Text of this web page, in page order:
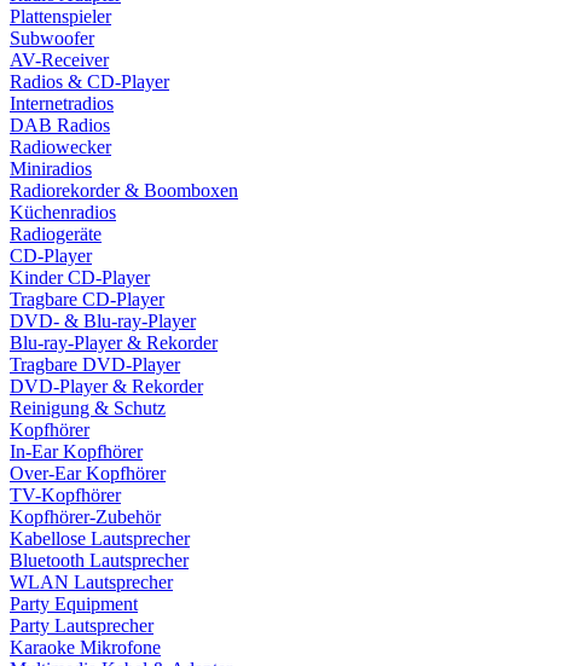
Plattenspieler
Subwoofer
AV-Receiver
Radios & CD-Player
Internetradios
DAB Radios
Radiowecker
Miniradios
Radiorekorder & Boomboxen
Küchenradios
Radiogeräte
CD-Player
Kinder CD-Player
Tragbare CD-Player
DVD- & Blu-ray-Player
Blu-ray-Player & Rekorder
Tragbare DVD-Player
DVD-Player & Rekorder
Reinigung & Schutz
Kopfhörer
In-Ear Kopfhörer
Over-Ear Kopfhörer
TV-Kopfhörer
Kopfhörer-Zubehör
Kabellose Lautsprecher
Bluetooth Lautsprecher
WLAN Lautsprecher
Party Equipment
Party Lautsprecher
Karaoke Mikrofone